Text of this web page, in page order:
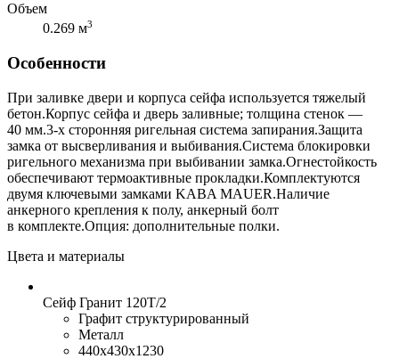
Объем
0.269 м3
Особенности
При заливке двери и корпуса сейфа используется тяжелый
бетон.Корпус сейфа и дверь заливные; толщина стенок —
40 мм.3-х сторонняя ригельная система запирания.Защита
замка от высверливания и выбивания.Система блокировки
ригельного механизма при выбивании замка.Огнестойкость
обеспечивают термоактивные прокладки.Комплектуются
двумя ключевыми замками KABA MAUER.Наличие
анкерного крепления к полу, анкерный болт
в комплекте.Опция: дополнительные полки.
Цвета и материалы
Сейф Гранит 120T/2
Графит структурированный
Металл
440x430x1230